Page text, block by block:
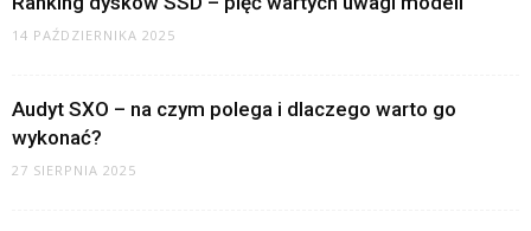
14 PAŹDZIERNIKA 2025
Audyt SXO – na czym polega i dlaczego warto go
wykonać?
27 SIERPNIA 2025